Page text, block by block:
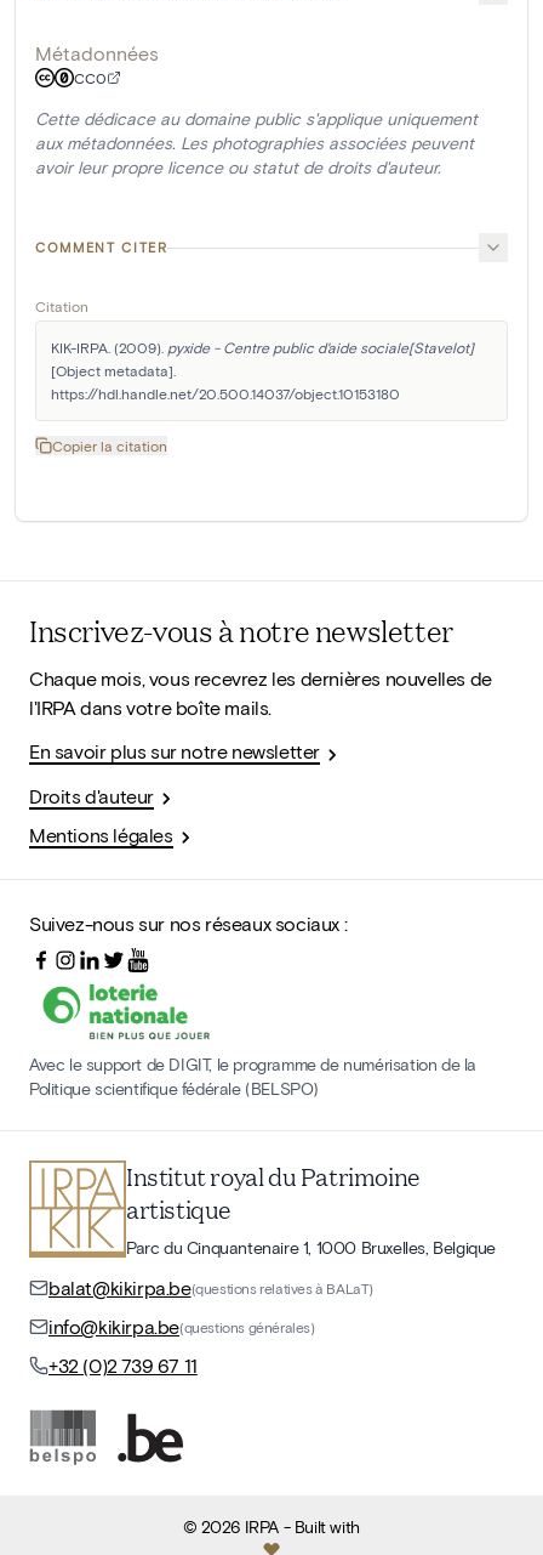
Métadonnées
CC0
Cette dédicace au domaine public s'applique uniquement
aux métadonnées. Les photographies associées peuvent
avoir leur propre licence ou statut de droits d'auteur.
COMMENT CITER
Citation
KIK-IRPA. (2009). pyxide - Centre public d'aide sociale[Stavelot]
[Object metadata].
https://hdl.handle.net/20.500.14037/object.10153180
Copier la citation
Inscrivez-vous à notre newsletter
Chaque mois, vous recevrez les dernières nouvelles de
l'IRPA dans votre boîte mails.
En savoir plus sur notre newsletter
Droits d'auteur
Mentions légales
Suivez-nous sur nos réseaux sociaux :
Avec le support de DIGIT, le programme de numérisation de la
Politique scientifique fédérale (BELSPO)
Institut royal du Patrimoine
artistique
Parc du Cinquantenaire 1, 1000 Bruxelles, Belgique
balat@kikirpa.be(questions relatives à BALaT)
info@kikirpa.be(questions générales)
+32 (0)2 739 67 11
©2026 IRPA- Built with